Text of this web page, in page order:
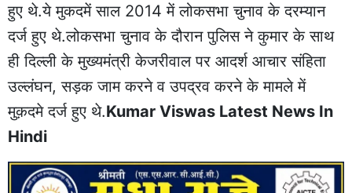
हुए थे.ये मुकदमें साल 2014 में लोकसभा चुनाव के दरम्यान
दर्ज हुए थे.लोकसभा चुनाव के दौरान पुलिस ने कुमार के साथ
ही दिल्ली के मुख्यमंत्री केजरीवाल पर आदर्श आचार संहिता
उल्लंघन, सड़क जाम करने व उपद्रव करने के मामले में
मुक़दमे दर्ज हुए थे.Kumar Viswas Latest News In
Hindi